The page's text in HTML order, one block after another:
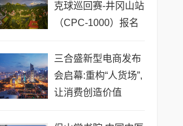
克球巡回赛-井冈山站
（CPC-1000）报名
三合盛新型电商发布
会启幕:重构“人货场”,
让消费创造价值